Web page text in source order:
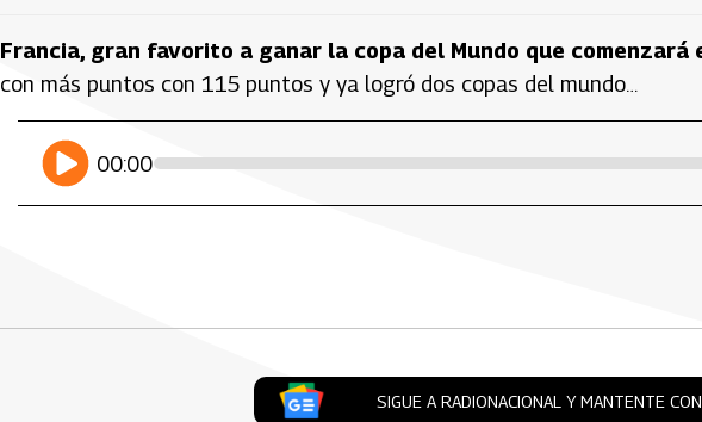
Francia, gran favorito a ganar la copa del Mundo que comenzará
con más puntos con 115 puntos y ya logró dos copas del mundo…
Artículos Player
Player Articulos
play
00:00
SIGUE A RADIONACIONAL Y MANTENTE